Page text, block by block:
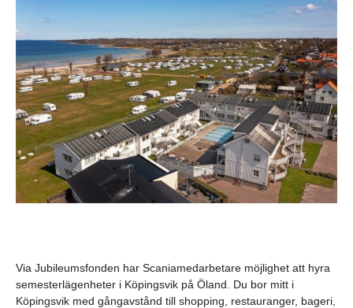
Via Jubileumsfonden har Scaniamedarbetare möjlighet att hyra
semesterlägenheter i Köpingsvik på Öland. Du bor mitt i
Köpingsvik med gångavstånd till shopping, restauranger, bageri,